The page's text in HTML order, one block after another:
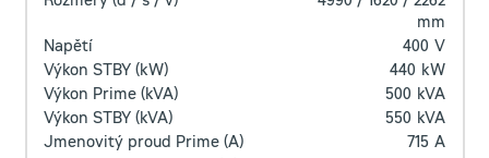
mm
Napětí
400 V
Výkon STBY (kW)
440 kW
Výkon Prime (kVA)
500 kVA
Výkon STBY (kVA)
550 kVA
Jmenovitý proud Prime (A)
715 A